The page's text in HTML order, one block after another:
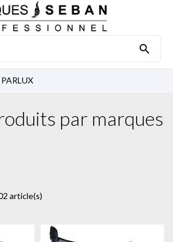

PARLUX
par marques
article(s)